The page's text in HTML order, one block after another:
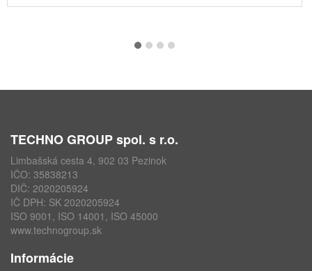
TECHNO GROUP spol. s r.o.
Limbašská cesta 4, 902 03 Pezinok
IČO: 35838213
DIČ: 2020205924
IČ DPH: SK 2020205924
ISO 9001, ISO 14001, ISO 45000
www.technogroup.sk
Informácie